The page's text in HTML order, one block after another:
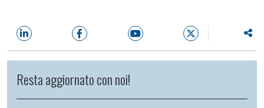
Resta aggiornato con noi!